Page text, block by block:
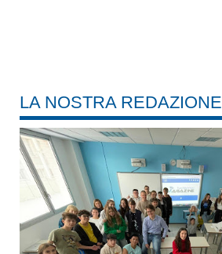
LA NOSTRA REDAZIONE